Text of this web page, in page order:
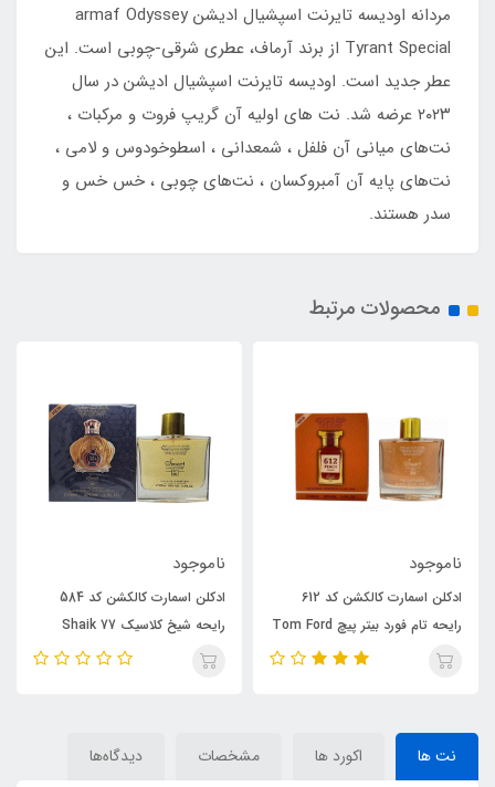
مردانه اودیسه تایرنت اسپشیال ادیشن armaf Odyssey
Tyrant Special از برند آرماف، عطری شرقی-چوبی است. این
عطر جدید است. اودیسه تایرنت اسپشیال ادیشن در سال
۲۰۲۳ عرضه شد. نت‌ های اولیه آن گریپ فروت و مرکبات ،
نت‌های میانی آن فلفل ، شمعدانی ، اسطوخودوس و لامی ،
نت‌های پایه آن آمبروکسان ، نت‌های چوبی ، خس خس و
سدر هستند.
محصولات مرتبط
ادکلن اسمارت کالکشن کد 612
رایحه تام فورد بیتر پیچ Tom Ford
Bitter
ادکلن اسمارت کالکشن کد 584
رایحه شیخ کلاسیک 77 Shaik
Opulent Classic No 77
نت ها اکورد ها مشخصات دیدگاه‌ها